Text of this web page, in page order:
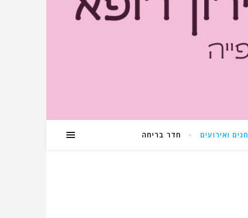
חגים ואירועים חדר בריחה